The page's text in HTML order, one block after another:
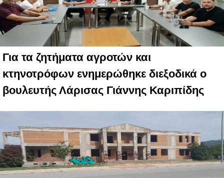
Για τα ζητήματα αγροτών και
κτηνοτρόφων ενημερώθηκε διεξοδικά ο
βουλευτής Λάρισας Γιάννης Καριπίδης